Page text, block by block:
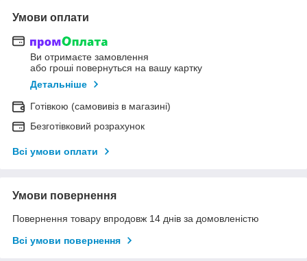
Умови оплати
Ви отримаєте замовлення
або гроші повернуться на вашу картку
Детальніше
Готівкою (самовивіз в магазині)
Безготівковий розрахунок
Всі умови оплати
Умови повернення
Повернення товару впродовж 14 днів за домовленістю
Всі умови повернення